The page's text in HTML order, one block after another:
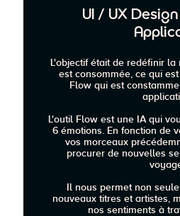
UI / UX
L'objectif était de redéfinir
est consommée, ce qui
Flow qui est
L'outil Flow est une IA qui
6 émotions. En fonction de
vos morceaux
procurer de nouvelles
Il nous permet non
nouveaux titres et artistes,
nos sentiments à